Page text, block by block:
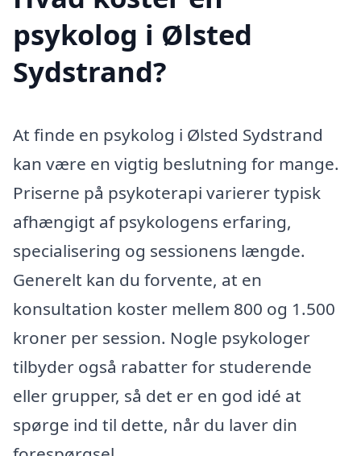
psykolog i Ølsted
Sydstrand?
At finde en psykolog i Ølsted Sydstrand
kan være en vigtig beslutning for mange.
Priserne på psykoterapi varierer typisk
afhængigt af psykologens erfaring,
specialisering og sessionens længde.
Generelt kan du forvente, at en
konsultation koster mellem 800 og 1.500
kroner per session. Nogle psykologer
tilbyder også rabatter for studerende
eller grupper, så det er en god idé at
spørge ind til dette, når du laver din